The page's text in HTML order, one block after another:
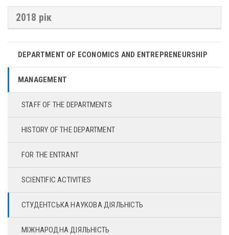
2018 рік
DEPARTMENT OF ECONOMICS AND ENTREPRENEURSHIP
MANAGEMENT
STAFF OF THE DEPARTMENTS
HISTORY OF THE DEPARTMENT
FOR THE ENTRANT
SCIENTIFIC ACTIVITIES
СТУДЕНТСЬКА НАУКОВА ДІЯЛЬНІСТЬ
МІЖНАРОДНА ДІЯЛЬНІСТЬ